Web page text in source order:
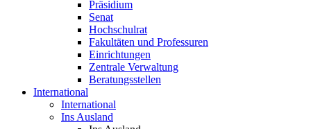
Präsidium
Senat
Hochschulrat
Fakultäten und Professuren
Einrichtungen
Zentrale Verwaltung
Beratungsstellen
International
International
Ins Ausland